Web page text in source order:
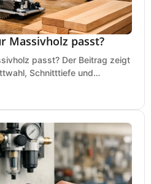
Massivholz passt?
passt? Der Beitrag zeigt
Schnitttiefe und